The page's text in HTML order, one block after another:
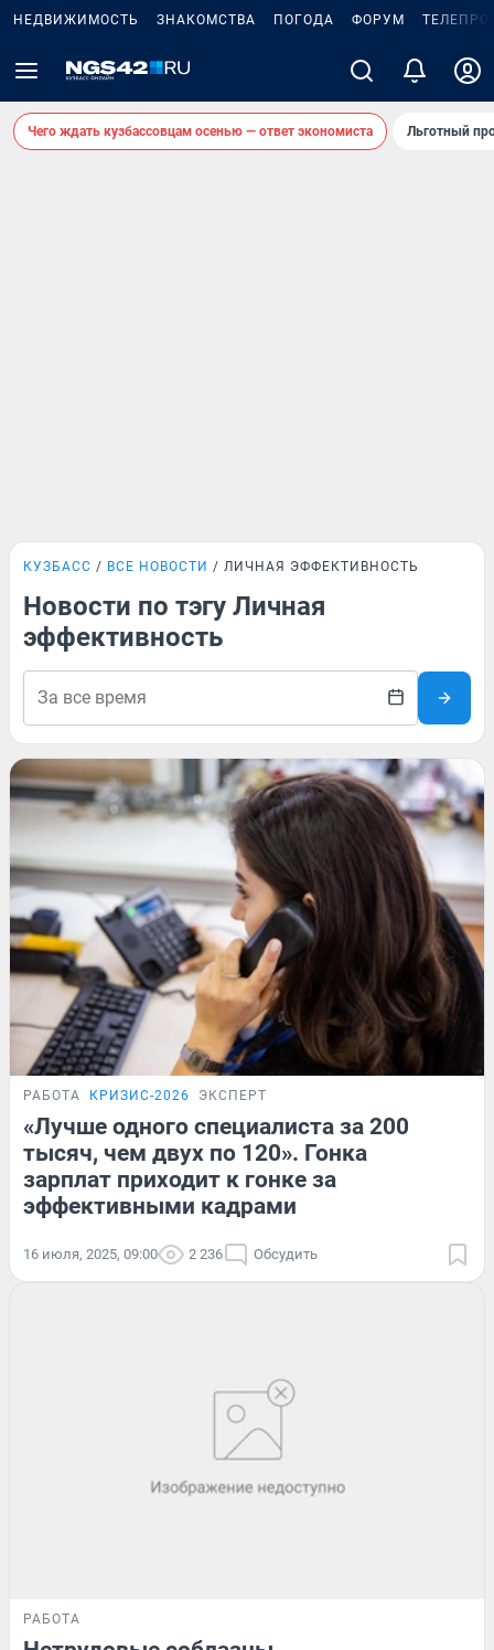
НЕДВИЖИМОСТЬ ЗНАКОМСТВА ПОГОДА ФОРУМ
Чего ждать кузбассовцам осенью — ответ экономиста Льготный
КУЗБАСС ВСЕ НОВОСТИ ЛИЧНАЯ ЭФФЕКТИВНОСТЬ
Новости по тэгу Личная
эффективность
РАБОТА КРИЗИС-2026 ЭКСПЕРТ
«Лучше одного специалиста за 200
тысяч, чем двух по 120». Гонка
зарплат приходит к гонке за
эффективными кадрами
16 июля, 2025, 09:00 2 236 Обсудить
РАБОТА